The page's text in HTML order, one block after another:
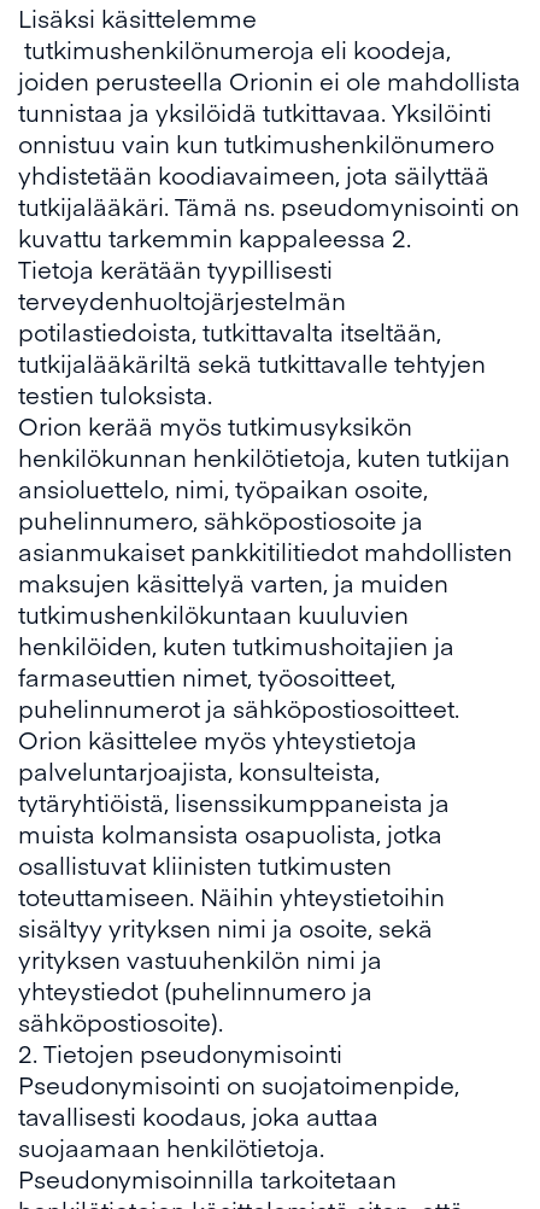
Lisäksi käsittelemme
tutkimushenkilönumeroja eli koodeja,
joiden perusteella Orionin ei ole mahdollista
tunnistaa ja yksilöidä tutkittavaa. Yksilöinti
onnistuu vain kun tutkimushenkilönumero
yhdistetään koodiavaimeen, jota säilyttää
tutkijalääkäri. Tämä ns. pseudomynisointi on
kuvattu tarkemmin kappaleessa 2.
Tietoja kerätään tyypillisesti
terveydenhuoltojärjestelmän
potilastiedoista, tutkittavalta itseltään,
tutkijalääkäriltä sekä tutkittavalle tehtyjen
testien tuloksista.
Orion kerää myös tutkimusyksikön
henkilökunnan henkilötietoja, kuten tutkijan
ansioluettelo, nimi, työpaikan osoite,
puhelinnumero, sähköpostiosoite ja
asianmukaiset pankkitilitiedot mahdollisten
maksujen käsittelyä varten, ja muiden
tutkimushenkilökuntaan kuuluvien
henkilöiden, kuten tutkimushoitajien ja
farmaseuttien nimet, työosoitteet,
puhelinnumerot ja sähköpostiosoitteet.
Orion käsittelee myös yhteystietoja
palveluntarjoajista, konsulteista,
tytäryhtiöistä, lisenssikumppaneista ja
muista kolmansista osapuolista, jotka
osallistuvat kliinisten tutkimusten
toteuttamiseen. Näihin yhteystietoihin
sisältyy yrityksen nimi ja osoite, sekä
yrityksen vastuuhenkilön nimi ja
yhteystiedot (puhelinnumero ja
sähköpostiosoite).
2. Tietojen pseudonymisointi
Pseudonymisointi on suojatoimenpide,
tavallisesti koodaus, joka auttaa
suojaamaan henkilötietoja.
Pseudonymisoinnilla tarkoitetaan